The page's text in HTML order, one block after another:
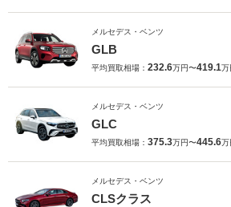
メルセデス・ベンツ
GLB
平均買取相場： 232.6万円〜419.1万
メルセデス・ベンツ
GLC
平均買取相場： 375.3万円〜445.6万
メルセデス・ベンツ
CLSクラス